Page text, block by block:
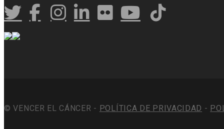
© VENCER EL CÁNCER - POLÍTICA DE PRIVACIDAD -